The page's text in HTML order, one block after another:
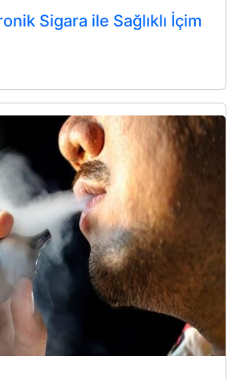
Sigara ile Sağlıklı İçim